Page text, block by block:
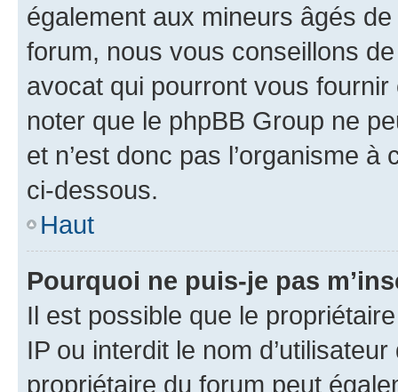
également aux mineurs âgés
forum, nous vous conseillons
avocat qui pourront vous
noter que le phpBB Group ne
et n’est donc pas l’organisme
ci-dessous.
Haut
Pourquoi ne puis-je pas
Il est possible que le
IP ou interdit le nom
propriétaire du forum peut